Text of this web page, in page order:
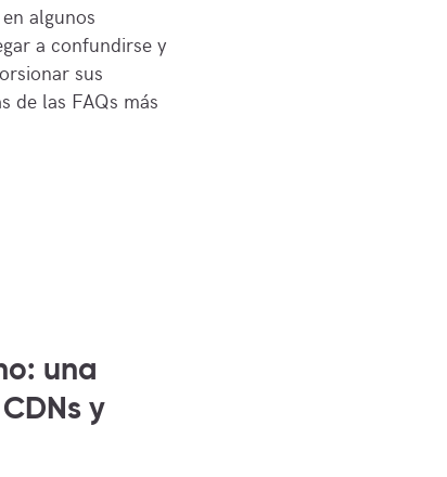
algunos
a confundirse y
sus
de las FAQs más
una
y